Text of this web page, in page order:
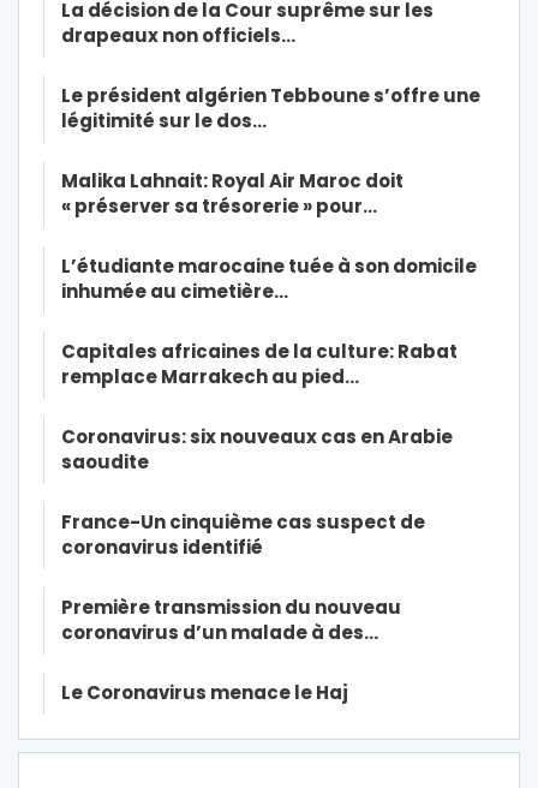
La décision de la Cour suprême sur les
drapeaux non officiels…
Le président algérien Tebboune s’offre une
légitimité sur le dos…
Malika Lahnait: Royal Air Maroc doit
« préserver sa trésorerie » pour…
L’étudiante marocaine tuée à son domicile
inhumée au cimetière…
Capitales africaines de la culture: Rabat
remplace Marrakech au pied…
Coronavirus: six nouveaux cas en Arabie
saoudite
France-Un cinquième cas suspect de
coronavirus identifié
Première transmission du nouveau
coronavirus d’un malade à des…
Le Coronavirus menace le Haj